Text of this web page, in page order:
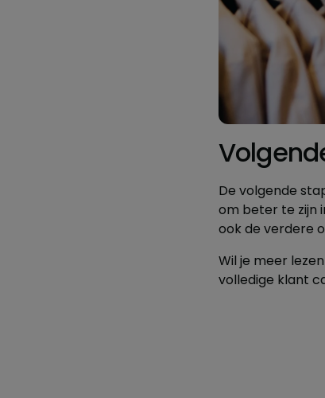
De volgende
om beter te zijn
ook de verdere
Wil je meer
volledige klant